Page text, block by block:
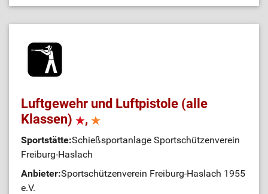
Luftgewehr und Luftpistole (alle
Klassen)
,
Sportstätte:Schießsportanlage Sportschützenverein
Freiburg-Haslach
Anbieter:Sportschützenverein Freiburg-Haslach 1955
e.V.